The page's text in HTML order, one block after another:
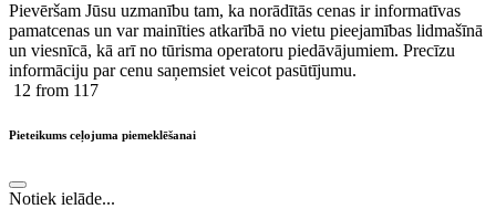
Pievēršam Jūsu uzmanību tam, ka norādītās cenas ir ​informatīvas ​
pamatcenas un var mainīties atkarībā ​no ​vietu pieejamības lidmašīnā
un viesnīcā, kā arī no tūrisma operatoru piedāvājumiem. Precīzu
informāciju par cenu saņemsiet veicot pasūtījumu.
12 from 117
Pieteikums ceļojuma piemeklēšanai
Notiek ielāde...